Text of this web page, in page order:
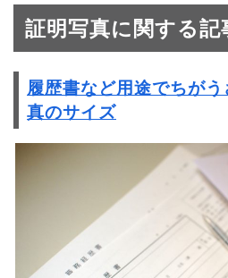
証明写真に関する記
履歴書など用途でちが
真のサイズ